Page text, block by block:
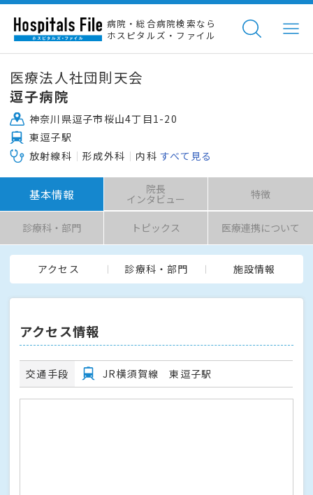
病院・総合病院検索なら
ホスピタルズ・ファイル
医療法人社団則天会
逗子病院
神奈川県逗子市桜山4丁目1-20
東逗子駅
放射線科
形成外科 内科 すべて見る
基本情報 院長
インタビュー 特徴
診療科・部門 トピックス 医療連携について
アクセス 診療科・部門 施設情報
アクセス情報
交通手段 JR横須賀線 東逗子駅